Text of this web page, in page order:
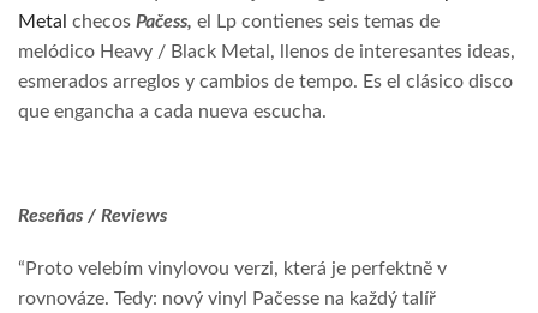
Metal checos Pačess, el Lp contienes seis temas de
melódico Heavy / Black Metal, llenos de interesantes ideas,
esmerados arreglos y cambios de tempo. Es el clásico disco
que engancha a cada nueva escucha.
Reseñas / Reviews
“Proto velebím vinylovou verzi, která je perfektně v
rovnováze. Tedy: nový vinyl Pačesse na každý talíř